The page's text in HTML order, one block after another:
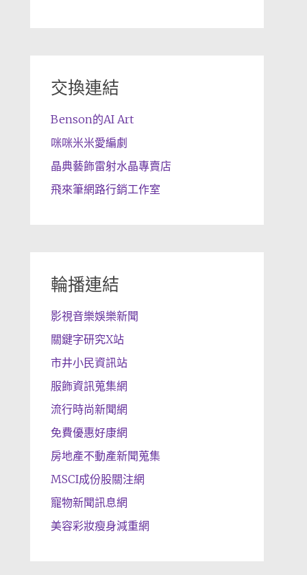
交換連結
Benson的AI Art
咪咪米米愛編劇
晶典藝飾雷射水晶專賣店
飛來筆網路行銷工作室
輪播連結
影視音樂娛樂新聞
關鍵字研究X站
市井小民資訊站
服飾資訊蒐集網
流行時尚新聞網
免費優惠好康網
房地產不動產新聞蒐集
MSCI成份股關注網
寵物新聞訊息網
美容彩妝瘦身減重網